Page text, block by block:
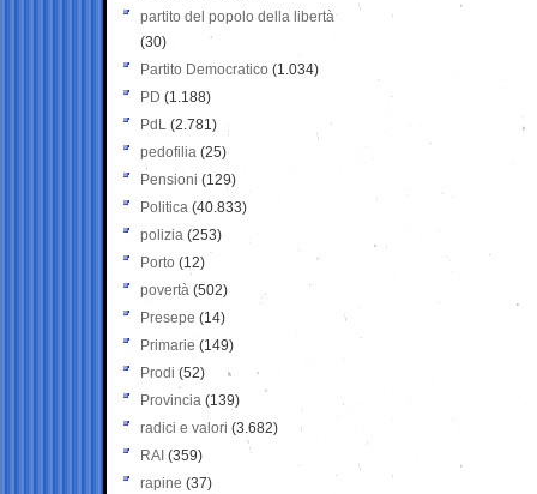
partito del popolo della libertà
(30)
Partito Democratico (1.034)
PD (1.188)
PdL (2.781)
pedofilia (25)
Pensioni (129)
Politica (40.833)
polizia (253)
Porto (12)
povertà (502)
Presepe (14)
Primarie (149)
Prodi (52)
Provincia (139)
radici e valori (3.682)
RAI (359)
rapine (37)